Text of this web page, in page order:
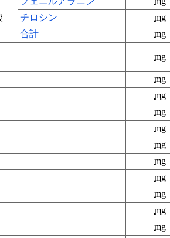
チロシン
mg
合計
mg
mg
mg
mg
mg
mg
mg
mg
mg
mg
mg
mg